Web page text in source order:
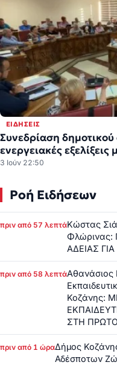
ΕΙΔΉΣΕΙΣ
Συνεδρίαση δημοτικού
ενεργειακές
3 Ιούν 22:50
Ροή Ειδήσεων
πριν από 57 λεπτάΚώστας
Φλώρινας:
ΑΔΕΙΑΣ
πριν από 58 λεπτά
Κοζάνης:
ΣΤΗ
πριν από 1 ώραΔήμος
Αδέσποτων